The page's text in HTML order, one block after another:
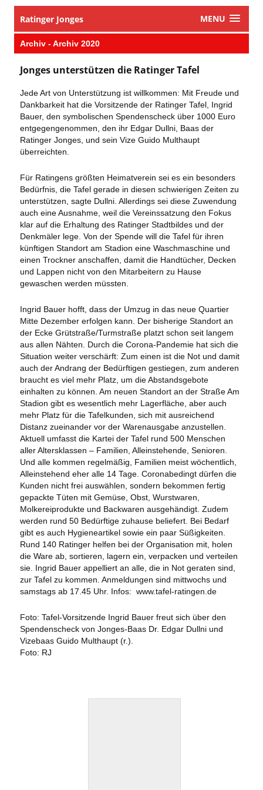
Ratinger Jonges MENU
​Archiv - Archiv 2020
​Jonges unterstützen die Ratinger Tafel
​Jede Art von Unterstützung ist willkommen: Mit Freude und
Dankbarkeit hat die Vorsitzende der Ratinger Tafel, Ingrid
Bauer, den symbolischen Spendenscheck über 1000 Euro
entgegengenommen, den ihr Edgar Dullni, Baas der
Ratinger Jonges, und sein Vize Guido Multhaupt
überreichten.
Für Ratingens größten Heimatverein sei es ein besonders
Bedürfnis, die Tafel gerade in diesen schwierigen Zeiten zu
unterstützen, sagte Dullni. Allerdings sei diese Zuwendung
auch eine Ausnahme, weil die Vereinssatzung den Fokus
klar auf die Erhaltung des Ratinger Stadtbildes und der
Denkmäler lege. Von der Spende will die Tafel für ihren
künftigen Standort am Stadion eine Waschmaschine und
einen Trockner anschaffen, damit die Handtücher, Decken
und Lappen nicht von den Mitarbeitern zu Hause
gewaschen werden müssten.
Ingrid Bauer hofft, dass der Umzug in das neue Quartier
Mitte Dezember erfolgen kann. Der bisherige Standort an
der Ecke Grütstraße/Turmstraße platzt schon seit langem
aus allen Nähten. Durch die Corona-Pandemie hat sich die
Situation weiter verschärft: Zum einen ist die Not und damit
auch der Andrang der Bedürftigen gestiegen, zum anderen
braucht es viel mehr Platz, um die Abstandsgebote
einhalten zu können. Am neuen Standort an der Straße Am
Stadion gibt es wesentlich mehr Lagerfläche, aber auch
mehr Platz für die Tafelkunden, sich mit ausreichend
Distanz zueinander vor der Warenausgabe anzustellen.
Aktuell umfasst die Kartei der Tafel rund 500 Menschen
aller Altersklassen – Familien, Alleinstehende, Senioren.
Und alle kommen regelmäßig, Familien meist wöchentlich,
Alleinstehend eher alle 14 Tage. Coronabedingt dürfen die
Kunden nicht frei auswählen, sondern bekommen fertig
gepackte Tüten mit Gemüse, Obst, Wurstwaren,
Molkereiprodukte und Backwaren ausgehändigt. Zudem
werden rund 50 Bedürftige zuhause beliefert. Bei Bedarf
gibt es auch Hygieneartikel sowie ein paar Süßigkeiten.
Rund 140 Ratinger helfen bei der Organisation mit, holen
die Ware ab, sortieren, lagern ein, verpacken und verteilen
sie. Ingrid Bauer appelliert an alle, die in Not geraten sind,
zur Tafel zu kommen. Anmeldungen sind mittwochs und
samstags ab 17.45 Uhr. Infos: www.tafel-ratingen.de
Foto: Tafel-Vorsitzende Ingrid Bauer freut sich über den
Spendenscheck von Jonges-Baas Dr. Edgar Dullni und
Vizebaas Guido Multhaupt (r.).
Foto: RJ